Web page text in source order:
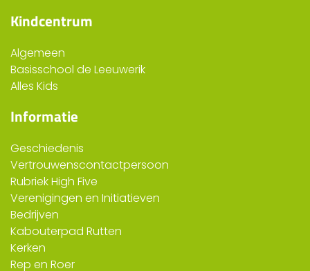
Kindcentrum
Algemeen
Basisschool de Leeuwerik
Alles Kids
Informatie
Geschiedenis
Vertrouwenscontactpersoon
Rubriek High Five
Verenigingen en Initiatieven
Bedrijven
Kabouterpad Rutten
Kerken
Rep en Roer